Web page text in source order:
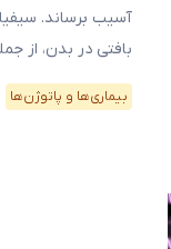
آسیب برساند.
بافتی در بدن، از
بیماری‌ها و پاتوژن‌ها